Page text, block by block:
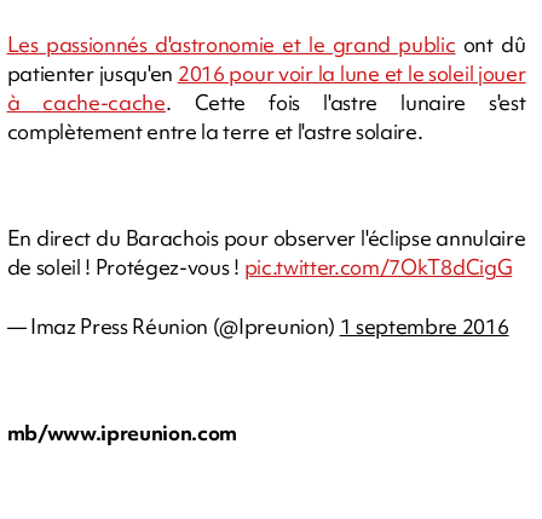
Les passionnés d'astronomie et le grand public ont dû
patienter jusqu'en 2016 pour voir la lune et le soleil jouer
à cache-cache. Cette fois l'astre lunaire s'est
complètement entre la terre et l'astre solaire.
En direct du Barachois pour observer l'éclipse annulaire
de soleil ! Protégez-vous ! pic.twitter.com/7OkT8dCigG
— Imaz Press Réunion (@Ipreunion) 1 septembre 2016
mb/www.ipreunion.com